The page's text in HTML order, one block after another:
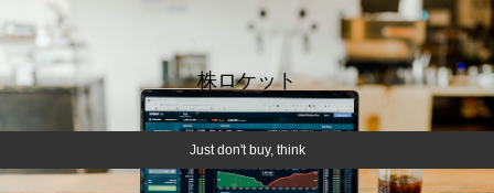
株ロケット
Just don't buy, think